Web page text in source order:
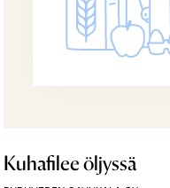
Kuhafilee öljyssä